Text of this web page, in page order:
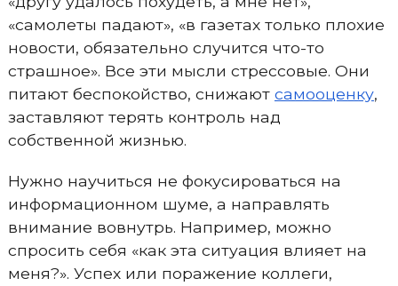
«самолеты падают», «в газетах только плохие
новости, обязательно случится что-то
страшное». Все эти мысли стрессовые. Они
питают беспокойство, снижают самооценку,
заставляют терять контроль над
собственной жизнью.
Нужно научиться не фокусироваться на
информационном шуме, а направлять
внимание вовнутрь. Например, можно
спросить себя «как эта ситуация влияет на
меня?». Успех или поражение коллеги,